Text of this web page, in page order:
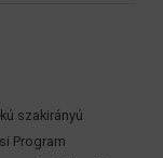
szakirányú
Program